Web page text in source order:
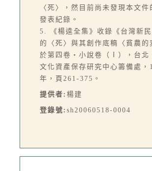
〈死〉，然目前尚未發現本文件
發表紀錄。
5. 《楊逵全集》收錄《台灣新
的〈死〉與其創作底稿〈貧農的
於第四卷‧小說卷（Ⅰ），台北
文化資產保存研究中心籌備處，
年，頁261-375。
提供者: 楊建
登錄號: sh20060518-0004